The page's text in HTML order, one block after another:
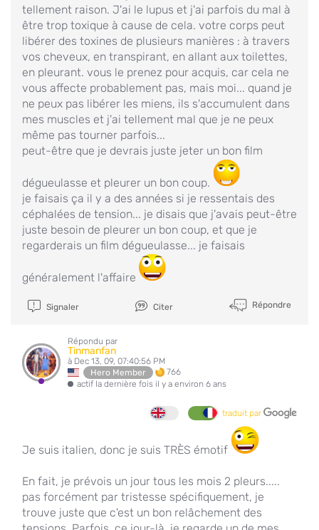
tellement raison. J'ai le lupus et j'ai parfois du mal à
être trop toxique à cause de cela. votre corps peut
libérer des toxines de plusieurs manières : à travers
vos cheveux, en transpirant, en allant aux toilettes,
en pleurant. vous le prenez pour acquis, car cela ne
vous affecte probablement pas, mais moi... quand je
ne peux pas libérer les miens, ils s'accumulent dans
mes muscles et j'ai tellement mal que je ne peux
même pas tourner parfois...
peut-être que je devrais juste jeter un bon film
dégueulasse et pleurer un bon coup.
je faisais ça il y a des années si je ressentais des
céphalées de tension... je disais que j'avais peut-être
juste besoin de pleurer un bon coup, et que je
regarderais un film dégueulasse... je faisais
généralement l'affaire
Signaler Citer Répondre
Répondu par
Tinmanfan
à Dec 13, 09, 07:40:56 PM
Hero Member
766
actif la dernière fois il y a environ 6 ans
traduit par
Je suis italien, donc je suis TRÈS émotif
En fait, je prévois un jour tous les mois 2 pleurs.....
pas forcément par tristesse spécifiquement, je
trouve juste que c'est un bon relâchement des